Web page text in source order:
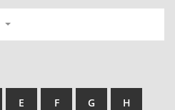
E F G H